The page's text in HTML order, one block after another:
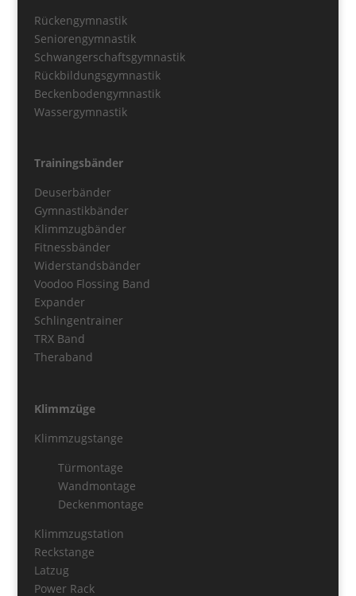
Rückengymnastik
Seniorengymnastik
Schwangerschaftsgymnastik
Rückbildungsgymnastik
Beckenbodengymnastik
Wassergymnastik
Trainingsbänder
Deuserbänder
Gymnastikbänder
Klimmzugbänder
Fitnessbänder
Widerstandsbänder
Voodoo Flossing Band
Expander
Schlingentrainer
TRX Band
Theraband
Klimmzüge
Klimmzugstange
Türmontage
Wandmontage
Deckenmontage
Klimmzugstation
Reckstange
Latzug
Power Rack